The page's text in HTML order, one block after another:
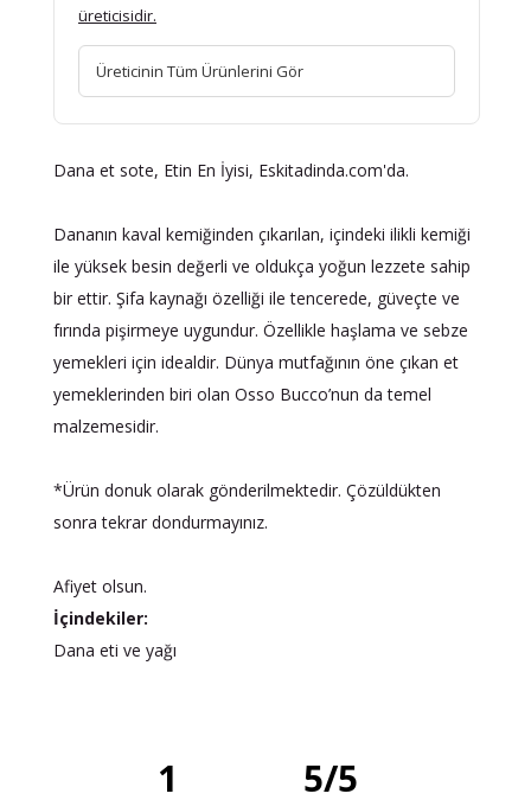
üreticisidir.
Üreticinin Tüm Ürünlerini Gör
Dana et sote, Etin En İyisi, Eskitadinda.com'da.
Dananın kaval kemiğinden çıkarılan, içindeki ilikli kemiği
ile yüksek besin değerli ve oldukça yoğun lezzete sahip
bir ettir. Şifa kaynağı özelliği ile tencerede, güveçte ve
fırında pişirmeye uygundur. Özellikle haşlama ve sebze
yemekleri için idealdir. Dünya mutfağının öne çıkan et
yemeklerinden biri olan Osso Bucco’nun da temel
malzemesidir.
*Ürün donuk olarak gönderilmektedir. Çözüldükten
sonra tekrar dondurmayınız.
Afiyet olsun.
İçindekiler:
Dana eti ve yağı
1 5/5